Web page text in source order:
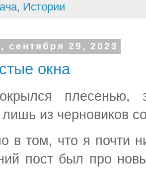
, Истории
сентября 29, 2023
окна
плесенью,
лишь из черновиков
в том, что я почти
пост был про